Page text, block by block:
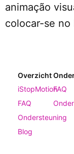
animação
colocar-se no
Overzicht
iStopMotion
FAQ
Ondersteuning
Blog
FAQ